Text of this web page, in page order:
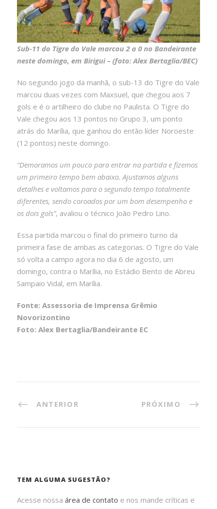
Sub-11 do Tigre do Vale marcou 2 a 0 no Bandeirante
neste domingo, em Birigui – (foto: Alex Bertaglia/BEC)
No segundo jogo da manhã, o sub-13 do Tigre do Vale
marcou duas vezes com Maxsuel, que chegou aos 7
gols e é o artilheiro do clube no Paulista. O Tigre do
Vale chegou aos 13 pontos no Grupo 3, um ponto
atrás do Marília, que ganhou do então líder Noroeste
(12 pontos) neste domingo.
“Demoramos um pouco para entrar na partida e fizemos
um primeiro tempo bem abaixo. Ajustamos alguns
detalhes e voltamos para o segundo tempo totalmente
diferentes, sendo coroados por um bom desempenho e
os dois gols”, avaliou o técnico João Pedro Lino.
Essa partida marcou o final do primeiro turno da
primeira fase de ambas as categorias. O Tigre do Vale
só volta a campo agora no dia 6 de agosto, um
domingo, contra o Marília, no Estádio Bento de Abreu
Sampaio Vidal, em Marília.
Fonte: Assessoria de Imprensa Grêmio
Novorizontino
Foto: Alex Bertaglia/Bandeirante EC
ANTERIOR PRÓXIMO
TEM ALGUMA SUGESTÃO?
Acesse nossa área de contato e nos mande críticas e